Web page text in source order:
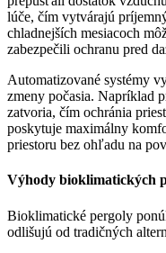
lúče, čím vytvárajú
chladnejších mesiacoch
zabezpečili ochranu pred
Automatizované systémy
zmeny počasia. Napríklad
zatvoria, čím ochránia
poskytuje maximálny
priestoru bez ohľadu na
Výhody bioklimatických
Bioklimatické pergoly
odlišujú od tradičných